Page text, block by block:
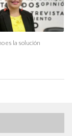
es la solución